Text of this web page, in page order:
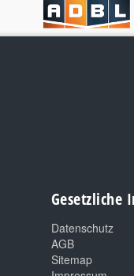
Gesetzliche
Datenschutz
AGB
Sitemap